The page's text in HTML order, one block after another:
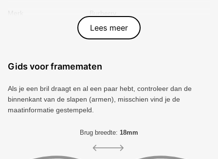
Merk
Burberry
Roze
Plastic
Lees meer
Gids voor framematen
Als je een bril draagt ​​en al een paar hebt, controleer dan de
binnenkant van de slapen (armen), misschien vind je de
maatinformatie gestempeld.
Brug breedte: 18mm